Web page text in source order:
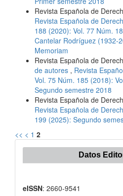
Revista Española de
Revista Española de
188 (2020): Vol. 77 Núm.
Cantelar Rodríguez (1932-
Memoriam
Revista Española de
de autores , Revista
Vol. 75 Núm. 185 (2018):
Segundo semestre 2018
Revista Española de
Revista Española de
199 (2025): Segundo
<< < 1 2
Datos
eISSN: 2660-9541